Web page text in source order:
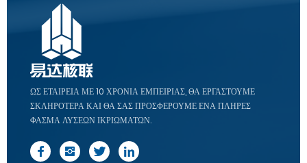
ΩΣ ΕΤΑΙΡΕΊΑ ΜΕ 10 ΧΡΌΝΙΑ ΕΜΠΕΙΡΊΑΣ, ΘΑ ΕΡΓΑΣΤΟΎΜΕ
ΣΚΛΗΡΌΤΕΡΑ ΚΑΙ ΘΑ ΣΑΣ ΠΡΟΣΦΈΡΟΥΜΕ ΈΝΑ ΠΛΉΡΕΣ
ΦΆΣΜΑ ΛΎΣΕΩΝ ΙΚΡΙΩΜΆΤΩΝ.